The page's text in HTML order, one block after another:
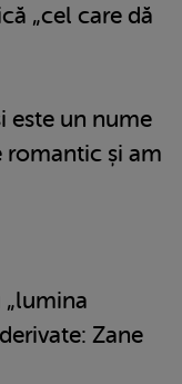
„cel care dă
este un nume
romantic și am
„lumina
Zane